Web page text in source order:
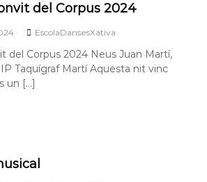
del Corpus 2024
EscolaDansesXàtiva
del Corpus 2024 Neus Juan Martí,
Taquígraf Martí Aquesta nit vinc
un […]